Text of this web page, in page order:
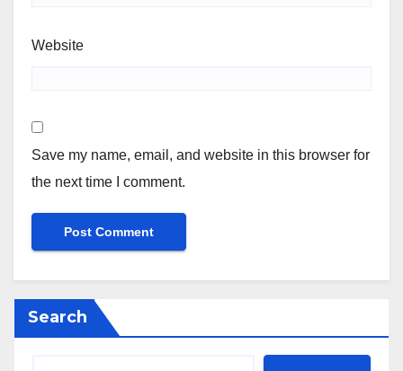
Website
Save my name, email, and website in this browser for
the next time I comment.
Search